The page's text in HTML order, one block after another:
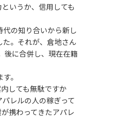
いうか、信用しても
代の知り合いから新し
た。それが、倉地さん
後に合併し、現在在籍
。
しても無駄ですか
レルの人の稼ぎって
携わってきたアパレ